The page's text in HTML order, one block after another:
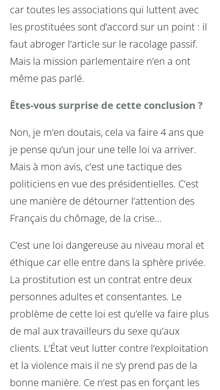
car toutes les associations qui luttent avec
les prostituées sont d’accord sur un point : il
faut abroger l’article sur le racolage passif.
Mais la mission parlementaire n’en a ont
même pas parlé.
Êtes-vous surprise de cette conclusion ?
Non, je m’en doutais, cela va faire 4 ans que
je pense qu’un jour une telle loi va arriver.
Mais à mon avis, c’est une tactique des
politiciens en vue des présidentielles. C’est
une manière de détourner l’attention des
Français du chômage, de la crise…
C’est une loi dangereuse au niveau moral et
éthique car elle entre dans la sphère privée.
La prostitution est un contrat entre deux
personnes adultes et consentantes. Le
problème de cette loi est qu’elle va faire plus
de mal aux travailleurs du sexe qu’aux
clients. L’État veut lutter contre l’exploitation
et la violence mais il ne s’y prend pas de la
bonne manière. Ce n’est pas en forçant les